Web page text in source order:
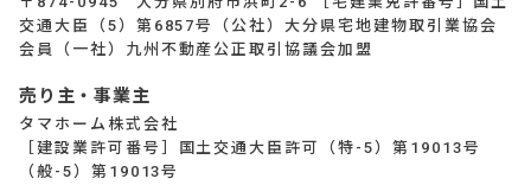
交通大臣（5）第6857号（公社）大分県宅地建物取引業協会
会員（一社）九州不動産公正取引協議会加盟
売り主・事業主
タマホーム株式会社
［建設業許可番号］国土交通大臣許可（特-5）第19013号
（般-5）第19013号